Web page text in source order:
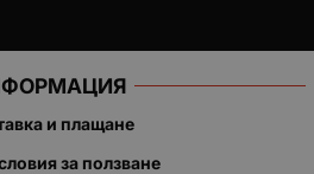
и плащане
за ползване